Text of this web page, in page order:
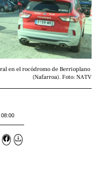
en el rocódromo de Berrioplano
(Nafarroa). Foto: NATV